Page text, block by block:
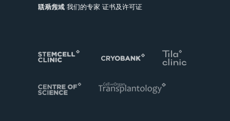
活动领域 我们的专家 证书及许可证
联系方式